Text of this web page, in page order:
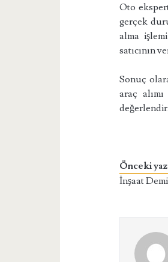
Oto
gerçek
alma
satıcının
Sonuç
araç
Önceki
İnşaat